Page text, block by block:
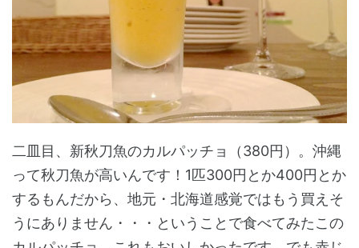
二皿目、新秋刀魚のカルパッチョ（380円）。沖縄
って秋刀魚が高いんです！1匹300円とか400円とか
するもんだから、地元・北海道感覚ではもう買えそ
うにありません・・・ということで食べてみたこの